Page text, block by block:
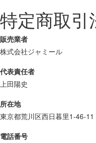
特定商取
販売業者
株式会社ジャミール
代表責任者
上田陽史
所在地
東京都荒川区西日暮里1-46-11
電話番号